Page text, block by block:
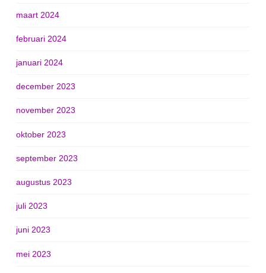
maart 2024
februari 2024
januari 2024
december 2023
november 2023
oktober 2023
september 2023
augustus 2023
juli 2023
juni 2023
mei 2023